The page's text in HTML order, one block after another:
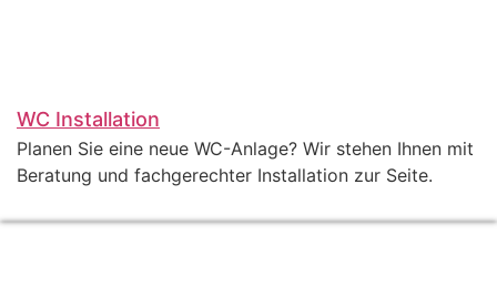
WC Installation
Planen Sie eine neue WC-Anlage? Wir stehen Ihnen mit
Beratung und fachgerechter Installation zur Seite.